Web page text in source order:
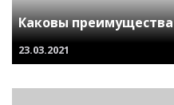
Каковы
23.03.2021